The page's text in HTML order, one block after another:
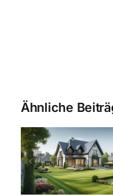
Ähnliche